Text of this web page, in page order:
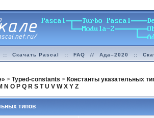
:: Скачать Pascal :: FAQ // Ада–2020 ::
> Typed-constants > Константы указательных
N O P Q R S T U V W X Y Z
типов